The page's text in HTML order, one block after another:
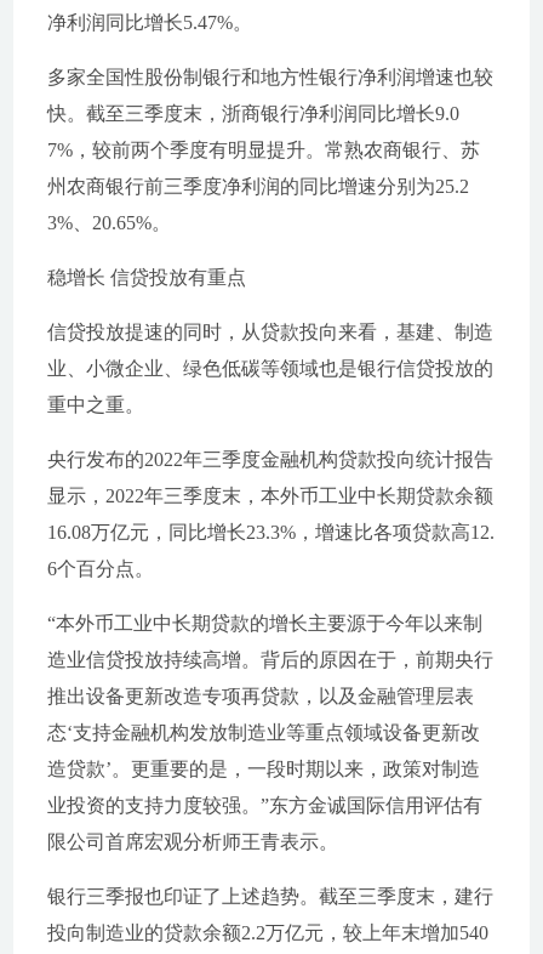
净利润同比增长5.47%。
多家全国性股份制银行和地方性银行净利润增速也较
快。截至三季度末，浙商银行净利润同比增长9.0
7%，较前两个季度有明显提升。常熟农商银行、苏
州农商银行前三季度净利润的同比增速分别为25.2
3%、20.65%。
稳增长 信贷投放有重点
信贷投放提速的同时，从贷款投向来看，基建、制造
业、小微企业、绿色低碳等领域也是银行信贷投放的
重中之重。
央行发布的2022年三季度金融机构贷款投向统计报告
显示，2022年三季度末，本外币工业中长期贷款余额
16.08万亿元，同比增长23.3%，增速比各项贷款高12.
6个百分点。
“本外币工业中长期贷款的增长主要源于今年以来制
造业信贷投放持续高增。背后的原因在于，前期央行
推出设备更新改造专项再贷款，以及金融管理层表
态‘支持金融机构发放制造业等重点领域设备更新改
造贷款’。更重要的是，一段时期以来，政策对制造
业投资的支持力度较强。”东方金诚国际信用评估有
限公司首席宏观分析师王青表示。
银行三季报也印证了上述趋势。截至三季度末，建行
投向制造业的贷款余额2.2万亿元，较上年末增加540